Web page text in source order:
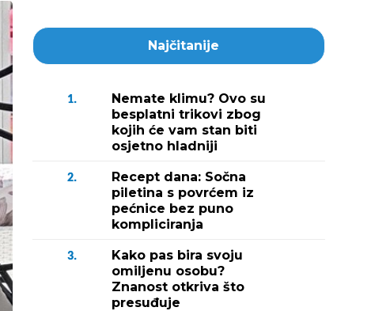
Najčitanije
1.
Nemate klimu? Ovo su
besplatni trikovi zbog
kojih će vam stan biti
osjetno hladniji
2.
Recept dana: Sočna
piletina s povrćem iz
pećnice bez puno
kompliciranja
3.
Kako pas bira svoju
omiljenu osobu?
Znanost otkriva što
presuđuje